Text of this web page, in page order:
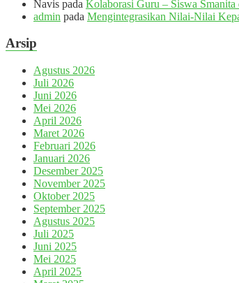
Navis pada Kolaborasi Guru – Siswa
admin pada Mengintegrasikan Nilai-Nilai
Arsip
Agustus 2026
Juli 2026
Juni 2026
Mei 2026
April 2026
Maret 2026
Februari 2026
Januari 2026
Desember 2025
November 2025
Oktober 2025
September 2025
Agustus 2025
Juli 2025
Juni 2025
Mei 2025
April 2025